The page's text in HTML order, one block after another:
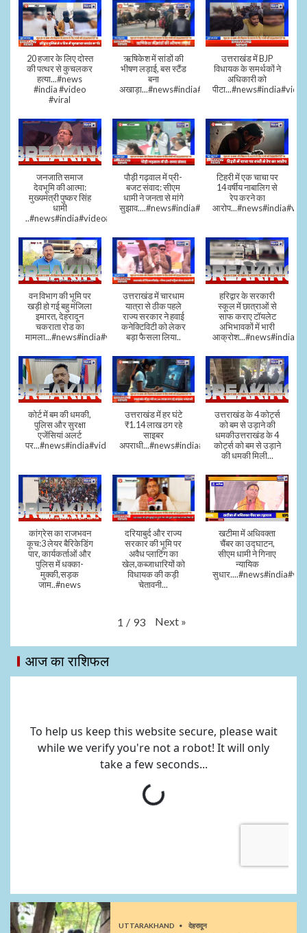
20 हजार के लिए दोस्त
की पत्थर से कुचलकर
हत्या...#news
#india #video
#viral
ऋषिकेश में सांडों की
भीषण लड़ाई, बस स्टैंड
बना
अखाड़ा...#news#india#video#viral
उत्तराखंड में BJP
विधायक के समर्थकों ने
अधिकारी को
जनजाति समाज
देवभूमि की आत्मा:
मुख्यमंत्री पुष्कर सिंह
धामी
..#news#india#video#viral
पौड़ी गढ़वाल में प्री-
बजट संवाद: सीएम
धामी ने जनता से मांगे
सुझाव....#news#india#video#viral
टिहरी में एक चाचा पर
14 वर्षीय नाबालिग से
रेप करने का
वन विभाग की भूमि पर
खड़ी हो गई बहु मंजिला
इमारत, देहरादून
चकराता रोड का
मामला...#news#india#video
उत्तराखंड में चारधाम
यात्रा से ठीक पहले
राज्य सरकार ने हवाई
कनेक्टिविटी को लेकर
बड़ा फैसला लिया..
हरिद्वार के सरकारी
स्कूल में छात्राओं से
साफ कराए टॉयलेट
अभिभावकों में भारी
आक्रोश...#news#india
कोर्ट में बम की धमकी,
पुलिस और सुरक्षा
एजेंसियां अलर्ट
पर...#news#india#video#viral
उत्तराखंड में हर घंटे
₹1.14 लाख ठग रहे
साइबर
अपराधी...#news#india#video#viral
उत्तराखंड के 4 कोर्ट्स
को बम से उड़ाने की
धमकीउत्तराखंड के 4
कोर्ट्स को बम से उड़ाने
की धमकी मिली...
कांग्रेस का राजभवन
कूच:3 लेयर बैरिकेडिंग
पार, कार्यकर्ताओं और
पुलिस में धक्का-
मुक्की,सड़क
जाम..#news
दरियाबुर्द और राज्य
सरकार की भूमि पर
अवैध प्लाटिंग का
खेल,कब्जाधारियों को
विधायक की कड़ी
चेतावनी...
खटीमा में अधिवक्ता
चैंबर का उद्घाटन,
सीएम धामी ने गिनाए
न्यायिक
1 / 93 Next »
आज का राशिफल
UTTARAKHAND देहरादून